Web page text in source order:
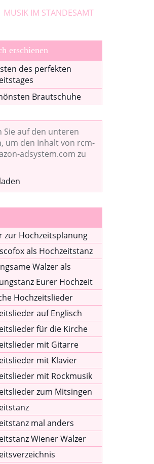
MUSIK IM STANDESAMT
erschienen
des perfekten
Brautschuhe
Sie auf den unteren
um den Inhalt von rcm-
adsystem.com zu
zur Hochzeitsplanung
als Hochzeitstanz
Walzer als
Eurer Hochzeit
Hochzeitslieder
auf Englisch
für die Kirche
mit Gitarre
mit Klavier
mit Rockmusik
zum Mitsingen
mal anders
Wiener Walzer